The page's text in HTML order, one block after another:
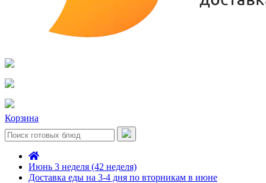
Корзина
Июнь 3 неделя (42 неделя)
Доставка еды на 3-4 дня по вторникам в июне